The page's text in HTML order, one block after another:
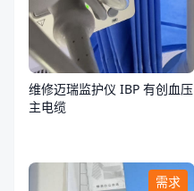
维修迈瑞监护仪 IBP 有创血压
主电缆
需求